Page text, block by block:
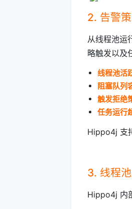
2. 告警
从线程池运
略触发以及
线程池活
阻塞队列
触发拒绝
任务运行
Hippo4j 支
3. 线程
Hippo4j 内